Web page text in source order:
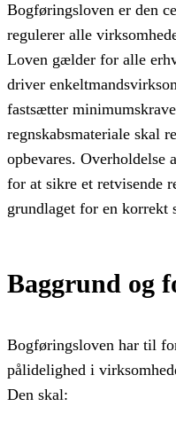
Bogføringsloven er den
regulerer alle
Loven gælder for alle
driver
fastsætter
regnskabsmateriale skal
opbevares. Overholdelse
for at sikre et retvisende
grundlaget for en korrekt
Baggrund og
Bogføringsloven har til
pålidelighed i
Den skal: